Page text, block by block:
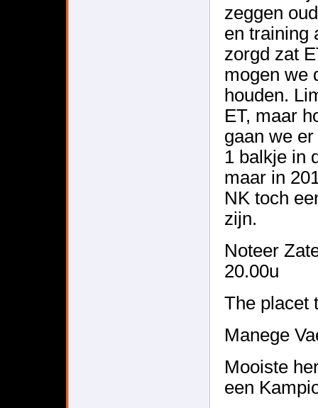
zeggen
en training
zorgd zat
mogen we
houden.
ET, maar
gaan we
1 balkje in
maar in
NK toch
zijn.
Noteer
20.00u
The placet
Manege
Mooiste
een